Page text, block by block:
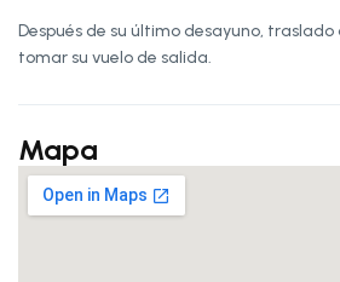
Después de su último desayuno,
tomar su vuelo de salida.
Mapa